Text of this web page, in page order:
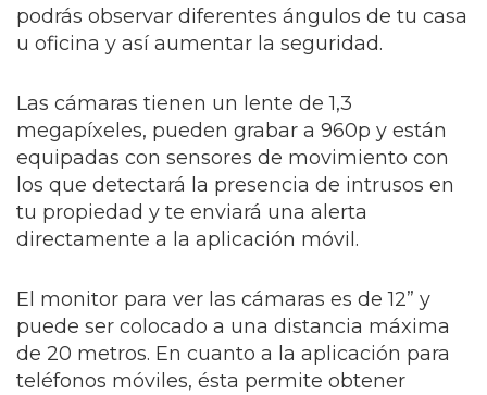
podrás observar diferentes ángulos de tu casa
u oficina y así aumentar la seguridad.
Las cámaras tienen un lente de 1,3
megapíxeles, pueden grabar a 960p y están
equipadas con sensores de movimiento con
los que detectará la presencia de intrusos en
tu propiedad y te enviará una alerta
directamente a la aplicación móvil.
El monitor para ver las cámaras es de 12” y
puede ser colocado a una distancia máxima
de 20 metros. En cuanto a la aplicación para
teléfonos móviles, ésta permite obtener